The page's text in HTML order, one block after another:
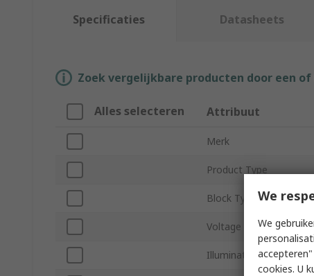
Specificaties Datasheets
Zoek vergelijkbare producten door een
Alles selecteren Attribuut
Merk
Product Type
Block Type
Voltage
Illumination Colour
We
We
cookies. U